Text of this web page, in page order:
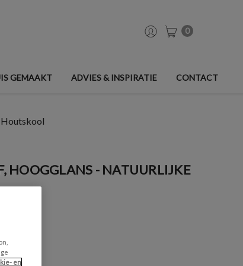
0
GEMAAKT ADVIES & INSPIRATIE CONTACT
HOOGGLANS - NATUURLIJKE
en